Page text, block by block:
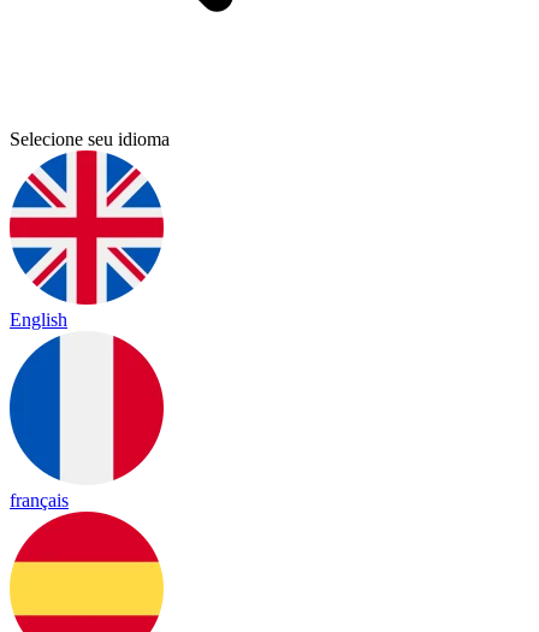
Selecione seu idioma
English
français